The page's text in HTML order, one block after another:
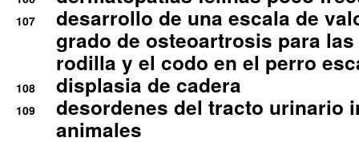
107
desarrollo de una escala de
grado de osteoartrosis para
rodilla y el codo en el perro
108 displasia de cadera
109
desordenes del tracto urinario
animales